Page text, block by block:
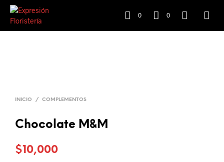
0 0
INICIO / COMPLEMENTOS
Chocolate M&M
$10,000